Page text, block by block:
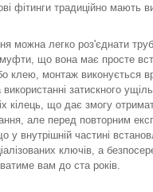
фітинги традиційно мають
можна легко роз'єднати
що вона має просте
клею, монтаж виконується
затискного
кілець, що дає змогу
але перед повторним
у внутрішній частині
ключів, а
вам до ста років.